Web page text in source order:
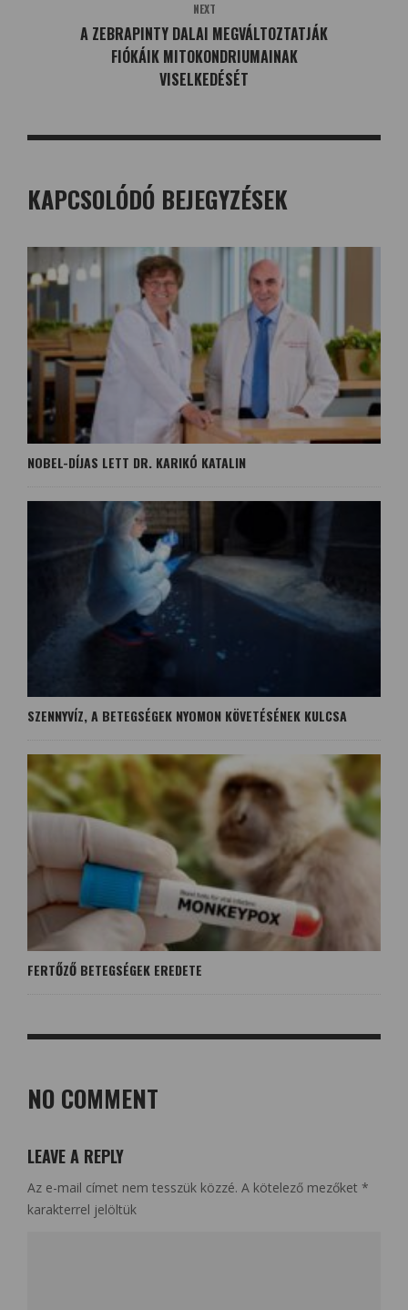
NEXT
A ZEBRAPINTY DALAI MEGVÁLTOZTATJÁK
FIÓKÁIK MITOKONDRIUMAINAK
VISELKEDÉSÉT
KAPCSOLÓDÓ BEJEGYZÉSEK
NOBEL-DÍJAS LETT DR. KARIKÓ KATALIN
SZENNYVÍZ, A BETEGSÉGEK NYOMON KÖVETÉSÉNEK KULCSA
FERTŐZŐ BETEGSÉGEK EREDETE
NO COMMENT
LEAVE A REPLY
Az e-mail címet nem tesszük közzé. A kötelező mezőket *
karakterrel jelöltük